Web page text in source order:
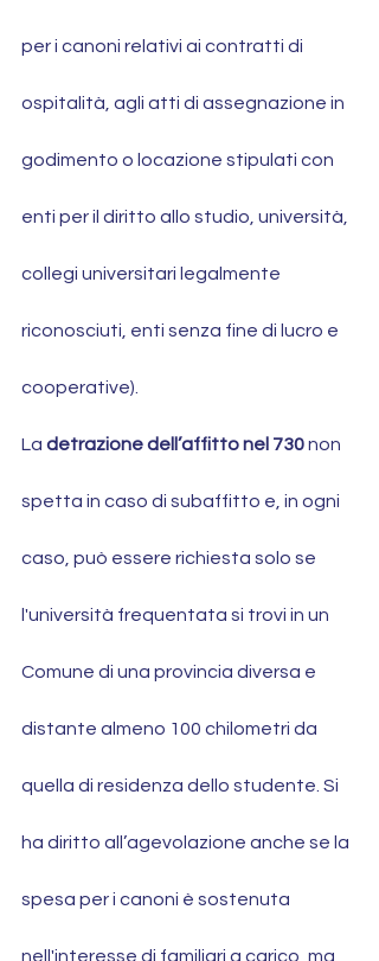
per i canoni relativi ai contratti di
ospitalità, agli atti di assegnazione in
godimento o locazione stipulati con
enti per il diritto allo studio, università,
collegi universitari legalmente
riconosciuti, enti senza fine di lucro e
cooperative).
La detrazione dell’affitto nel 730 non
spetta in caso di subaffitto e, in ogni
caso, può essere richiesta solo se
l'università frequentata si trovi in un
Comune di una provincia diversa e
distante almeno 100 chilometri da
quella di residenza dello studente. Si
ha diritto all’agevolazione anche se la
spesa per i canoni è sostenuta
nell'interesse di familiari a carico, ma